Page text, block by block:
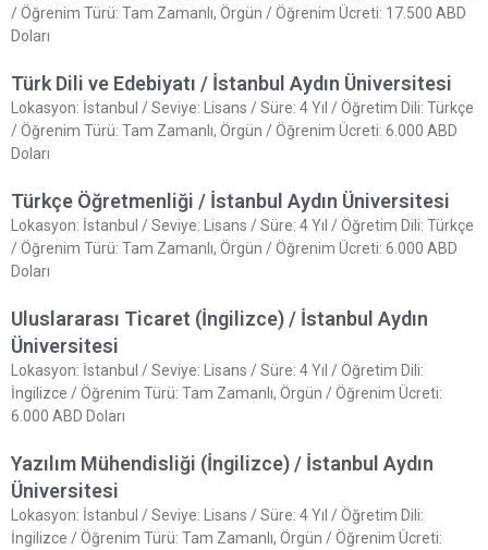
/ Öğrenim Türü: Tam Zamanlı, Örgün / Öğrenim Ücreti: 17.500 ABD
Doları
Türk Dili ve Edebiyatı / İstanbul Aydın Üniversitesi
Lokasyon: İstanbul / Seviye: Lisans / Süre: 4 Yıl / Öğretim Dili: Türkçe
/ Öğrenim Türü: Tam Zamanlı, Örgün / Öğrenim Ücreti: 6.000 ABD
Doları
Türkçe Öğretmenliği / İstanbul Aydın Üniversitesi
Lokasyon: İstanbul / Seviye: Lisans / Süre: 4 Yıl / Öğretim Dili: Türkçe
/ Öğrenim Türü: Tam Zamanlı, Örgün / Öğrenim Ücreti: 6.000 ABD
Doları
Uluslararası Ticaret (İngilizce) / İstanbul Aydın
Üniversitesi
Lokasyon: İstanbul / Seviye: Lisans / Süre: 4 Yıl / Öğretim Dili:
İngilizce / Öğrenim Türü: Tam Zamanlı, Örgün / Öğrenim Ücreti:
6.000 ABD Doları
Yazılım Mühendisliği (İngilizce) / İstanbul Aydın
Üniversitesi
Lokasyon: İstanbul / Seviye: Lisans / Süre: 4 Yıl / Öğretim Dili:
İngilizce / Öğrenim Türü: Tam Zamanlı, Örgün / Öğrenim Ücreti: